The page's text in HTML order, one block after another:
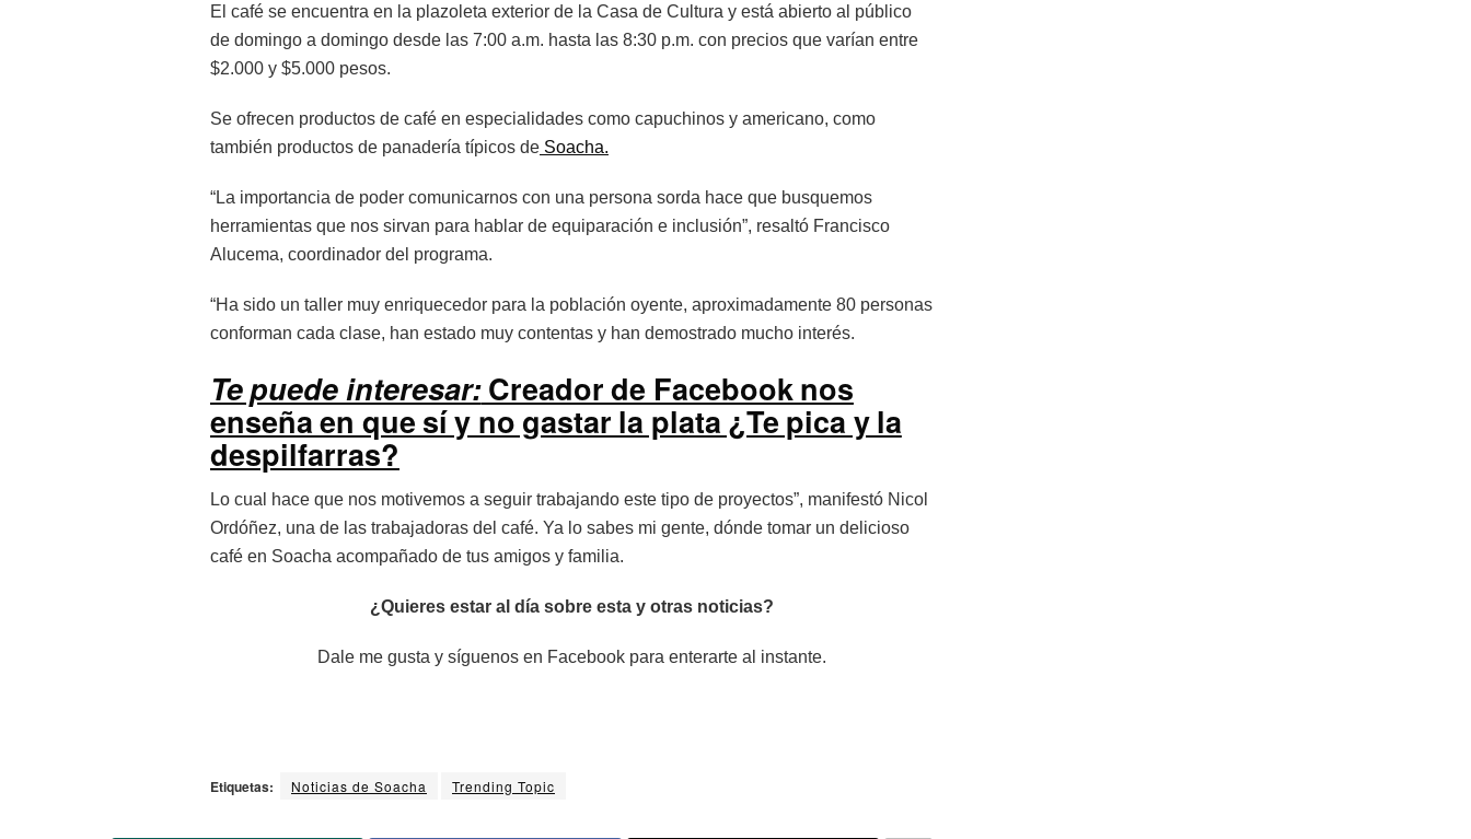
El café se encuentra en la plazoleta exterior de la Casa de Cultura y está abierto al público
de domingo a domingo desde las 7:00 a.m. hasta las 8:30 p.m. con precios que varían entre
$2.000 y $5.000 pesos.
Se ofrecen productos de café en especialidades como capuchinos y americano, como
también productos de panadería típicos de Soacha.
“La importancia de poder comunicarnos con una persona sorda hace que busquemos
herramientas que nos sirvan para hablar de equiparación e inclusión”, resaltó Francisco
Alucema, coordinador del programa.
“Ha sido un taller muy enriquecedor para la población oyente, aproximadamente 80 personas
conforman cada clase, han estado muy contentas y han demostrado mucho interés.
Te puede interesar:Creador de Facebook nos
enseña en que sí y no gastar la plata ¿Te pica y la
despilfarras?
Lo cual hace que nos motivemos a seguir trabajando este tipo de proyectos”, manifestó Nicol
Ordóñez, una de las trabajadoras del café. Ya lo sabes mi gente, dónde tomar un delicioso
café en Soacha acompañado de tus amigos y familia.
¿Quieres estar al día sobre esta y otras noticias?
Dale me gusta y síguenos en Facebook para enterarte al instante.
Etiquetas: Noticias de Soacha Trending Topic